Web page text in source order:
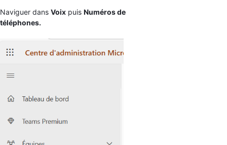
Naviguer dans Voix puis Numéros de
téléphones.